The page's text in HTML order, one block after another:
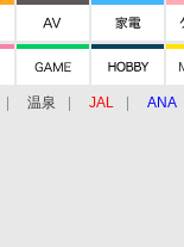
温泉 JAL ANA